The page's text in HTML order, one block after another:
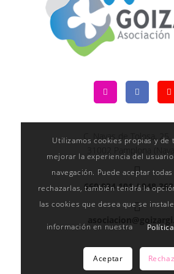
C. Navas de Tolosa, 25,
660 034 101 / 948
Utilizamos cookies propias y de
mejorar la experiencia del
navegación. Puede aceptar
rechazarlas, también tendrá la
las cookies que desea que se
información en nuestra
Aceptar